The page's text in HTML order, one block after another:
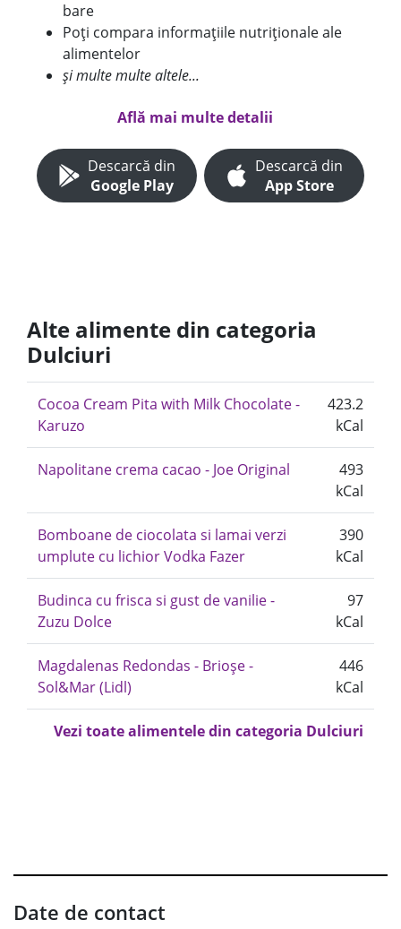
bare
Poți compara informațiile nutriționale ale
alimentelor
și multe multe altele...
Află mai multe detalii
Descarcă din
Google Play
Descarcă din
App Store
Alte alimente din categoria
Dulciuri
Cocoa Cream Pita with Milk Chocolate -
Karuzo
423.2
kCal
Napolitane crema cacao - Joe Original
493
kCal
Bomboane de ciocolata si lamai verzi
umplute cu lichior Vodka Fazer
390
kCal
Budinca cu frisca si gust de vanilie -
Zuzu Dolce
97
kCal
Magdalenas Redondas - Brioșe -
Sol&Mar (Lidl)
446
kCal
Vezi toate alimentele din categoria Dulciuri
Date de contact